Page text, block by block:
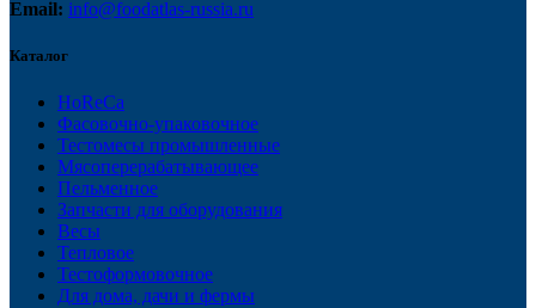
Email: info@foodatlas-russia.ru
Каталог
HoReCa
Фасовочно-упаковочное
Тестомесы промышленные
Мясоперерабатывающее
Пельменное
Запчасти для оборудования
Весы
Тепловое
Тестоформовочное
Для дома, дачи и фермы